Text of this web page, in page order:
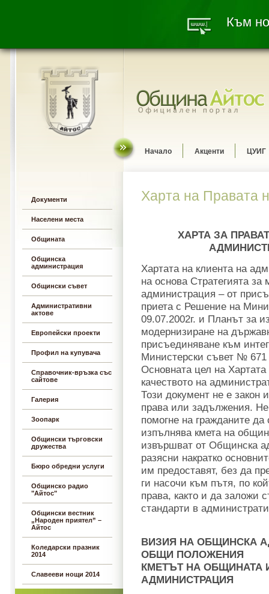
Към
Документи
Населени места
Общината
Общинска
администрация
Общински съвет
Административни
актове
Европейски проекти
Профил на купувача
Справочник-връзка със
сайтове
Галерия
Зоопарк
Общински търговски
дружества
Бюро обредни услуги
Общинско радио
"Айтос"
Общински вестник
„Народен приятел” –
Айтос
Коледарски празник
2014
Славееви нощи 2014
Начало Акценти ЦУИГ
Харта на Правата
ХАРТА ЗА
Хартата на клиента на
на основа Стратегията
администрация – от
приета с Решение на
09.07.2002г. и Планът за
модернизиране на
присъединяване към
Министерски съвет № 671
Основната цел на
качеството на
Този документ не е закон
права или задължения.
помогне на гражданите
изпълнява кмета на
извършват от Общинска
разясни накратко
им предоставят, без да
ги насочи към пътя, по
права, както и да заложи
стандарти в
ВИЗИЯ НА ОБЩИНСКА
ОБЩИ ПОЛОЖЕНИЯ
КМЕТЪТ НА ОБЩИНАТА
АДМИНИСТРАЦИЯ